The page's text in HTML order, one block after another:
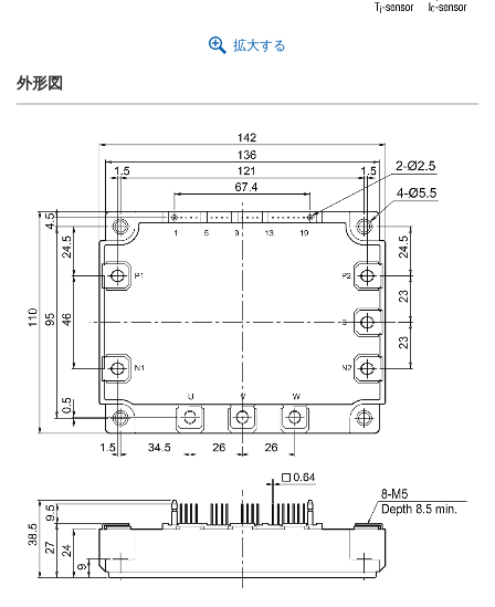
拡大する
外形図